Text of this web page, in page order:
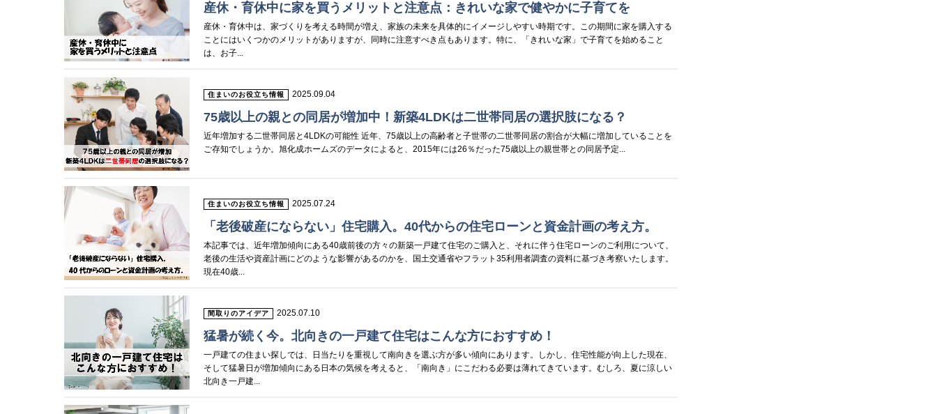
産休・育休中に家を買うメリットと注意点：きれいな家で健やかに子育てを
産休・育休中は、家づくりを考える時間が増え、家族の未来を具体的にイメージしやすい時期です。この期間に家を購入する
ことにはいくつかのメリットがありますが、同時に注意すべき点もあります。特に、「きれいな家」で子育てを始めること
は、お子...
住まいのお役立ち情報 2025.09.04
75歳以上の親との同居が増加中！新築4LDKは二世帯同居の選択肢になる？
近年増加する二世帯同居と4LDKの可能性 近年、75歳以上の高齢者と子世帯の二世帯同居の割合が大幅に増加していることを
ご存知でしょうか。旭化成ホームズのデータによると、2015年には26％だった75歳以上の親世帯との同居予定...
住まいのお役立ち情報 2025.07.24
「老後破産にならない」住宅購入。40代からの住宅ローンと資金計画の考え方。
本記事では、近年増加傾向にある40歳前後の方々の新築一戸建て住宅のご購入と、それに伴う住宅ローンのご利用について、
老後の生活や資産計画にどのような影響があるのかを、国土交通省やフラット35利用者調査の資料に基づき考察いたします。
現在40歳...
間取りのアイデア 2025.07.10
猛暑が続く今。北向きの一戸建て住宅はこんな方におすすめ！
一戸建ての住まい探しでは、日当たりを重視して南向きを選ぶ方が多い傾向にあります。しかし、住宅性能が向上した現在、
そして猛暑日が増加傾向にある日本の気候を考えると、「南向き」にこだわる必要は薄れてきています。むしろ、夏に涼しい
北向き一戸建...